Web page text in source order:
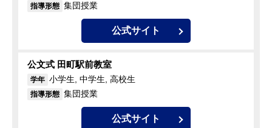
指導形態 集団授業
公式サイト
公文式 田町駅前教室
学年 小学生, 中学生, 高校生
指導形態 集団授業
公式サイト